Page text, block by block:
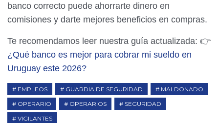
banco correcto puede ahorrarte dinero en
comisiones y darte mejores beneficios en compras.
Te recomendamos leer nuestra guía actualizada: 👉
¿Qué banco es mejor para cobrar mi sueldo en
Uruguay este 2026?
EMPLEOS GUARDIA DE SEGURIDAD
MALDONADO
OPERARIO
OPERARIOS
SEGURIDAD
VIGILANTES